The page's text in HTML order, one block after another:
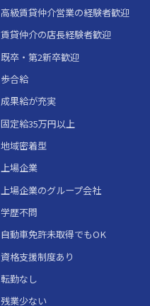
高級賃貸仲介営業の経験者歓迎
賃貸仲介の店長経験者歓迎
既卒・第2新卒歓迎
歩合給
成果給が充実
固定給35万円以上
地域密着型
上場企業
上場企業のグループ会社
学歴不問
自動車免許未取得でもOK
資格支援制度あり
転勤なし
残業少ない